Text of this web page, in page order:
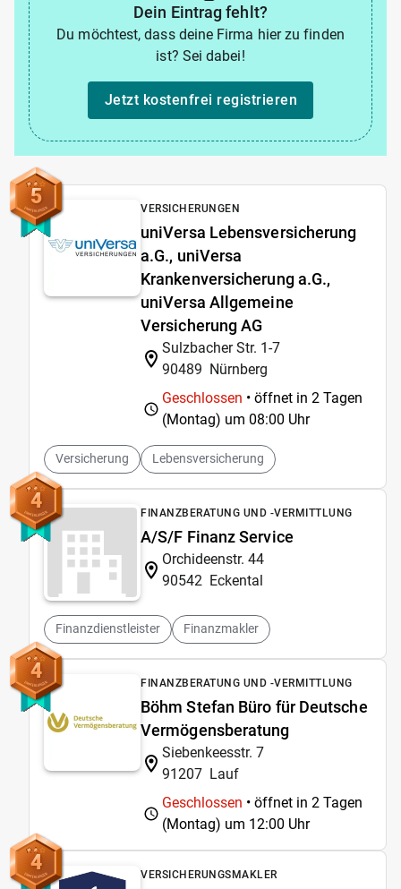
Dein Eintrag fehlt?
Du möchtest, dass deine Firma hier zu finden
ist? Sei dabei!
Jetzt kostenfrei registrieren
5 VERSICHERUNGEN
uniVersa Lebensversicherung
a.G., uniVersa
Krankenversicherung a.G.,
uniVersa Allgemeine
Versicherung AG
Sulzbacher Str. 1-7
90489 Nürnberg
Geschlossen • öffnet in 2 Tagen
(Montag) um 08:00 Uhr
Versicherung Lebensversicherung
4 FINANZBERATUNG UND -VERMITTLUNG
A/S/F Finanz Service
Orchideenstr. 44
90542 Eckental
Finanzdienstleister Finanzmakler
4 FINANZBERATUNG UND -VERMITTLUNG
Böhm Stefan Büro für Deutsche
Vermögensberatung
Siebenkeesstr. 7
91207 Lauf
Geschlossen • öffnet in 2 Tagen
(Montag) um 12:00 Uhr
4 VERSICHERUNGSMAKLER